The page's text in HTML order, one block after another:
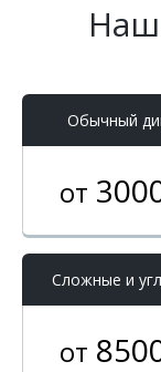
Обычный
от
Cложные и
от